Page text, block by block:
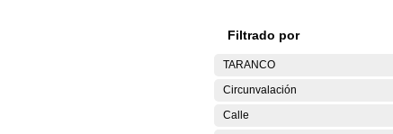
Filtrado por
TARANCO
Circunvalación
Calle